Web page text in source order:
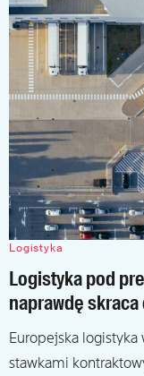
Logistyka
Logistyka pod
naprawdę
Europejska
stawkami